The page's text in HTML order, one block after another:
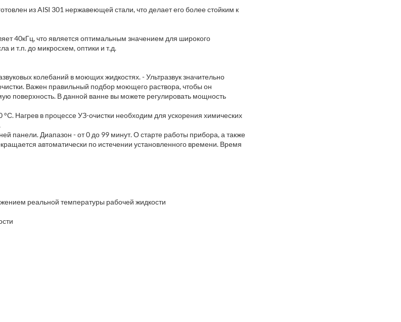
из AISI 301 нержавеющей стали, что делает его более стойким к
40кГц, что является оптимальным значением для широкого
и т.п. до микросхем, оптики и т.д.
колебаний в моющих жидкостях. - Ультразвук значительно
Важен правильный подбор моющего раствора, чтобы он
поверхность. В данной ванне вы можете регулировать мощность
Нагрев в процессе УЗ-очистки необходим для ускорения химических
панели. Диапазон - от 0 до 99 минут. О старте работы прибора, а также
автоматически по истечении установленного времени. Время
реальной температуры рабочей жидкости